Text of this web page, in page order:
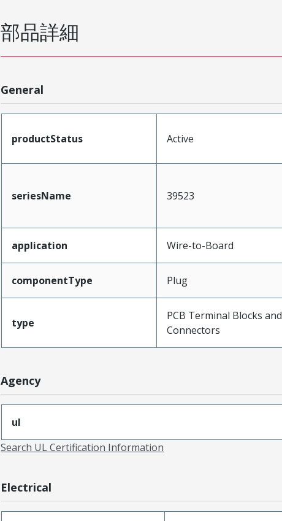
部品詳細
General
productStatus Active
seriesName 39523
application Wire-to-Board
componentType Plug
type
PCB Terminal Blocks and
Connectors
Agency
ul
Search UL Certification Information
Electrical